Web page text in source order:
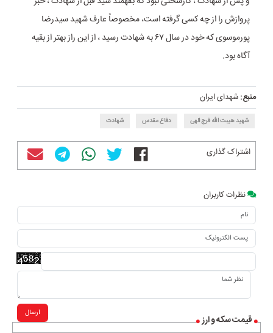
قیمت سکه و ارز
پروازش را از چه کسی گرفته است، مخصوصاً عارف شهید سیدرضا
پورموسوی که خود در سال ۶۷ به شهادت رسید ، از این راز بهتر از بقیه
آگاه بود.
منبع:شهدای ایران
شهید هیبت الله فرج الهی دفاع مقدس شهادت
اشتراک گذاری
نظرات کاربران
ارسال